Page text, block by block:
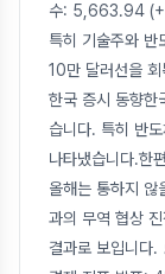
수: 5,663.94
특히 기술주와 반
10만 달러선을
한국 증시 동향한
습니다. 특히 반
나타냈습니다.
올해는 통하지 않
과의 무역 협상
결과로 보입니다